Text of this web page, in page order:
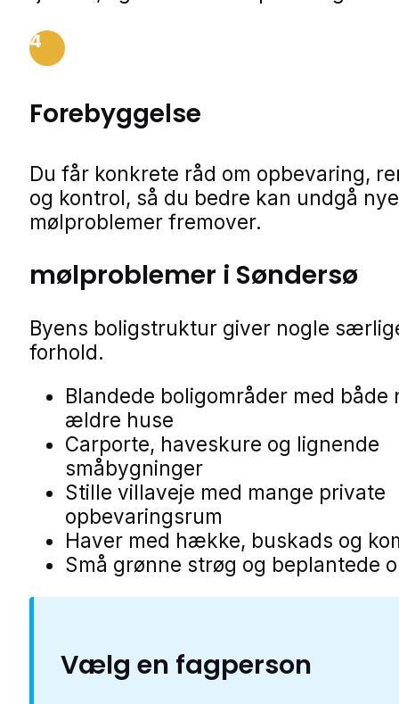
4
Forebyggelse
Du får konkrete råd om opbevaring,
og kontrol, så du bedre kan undgå nye
mølproblemer fremover.
mølproblemer i Søndersø
Byens boligstruktur giver nogle
forhold.
Blandede boligområder med både
ældre huse
Carporte, haveskure og lignende
småbygninger
Stille villaveje med mange private
opbevaringsrum
Haver med hække, buskads og
Små grønne strøg og beplantede
Vælg en fagperson